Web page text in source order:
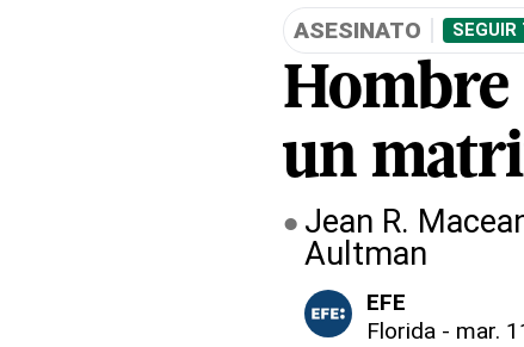
ASESINATO
Hombre
un
Jean R.
Aultman
EFE
Florida - mar.